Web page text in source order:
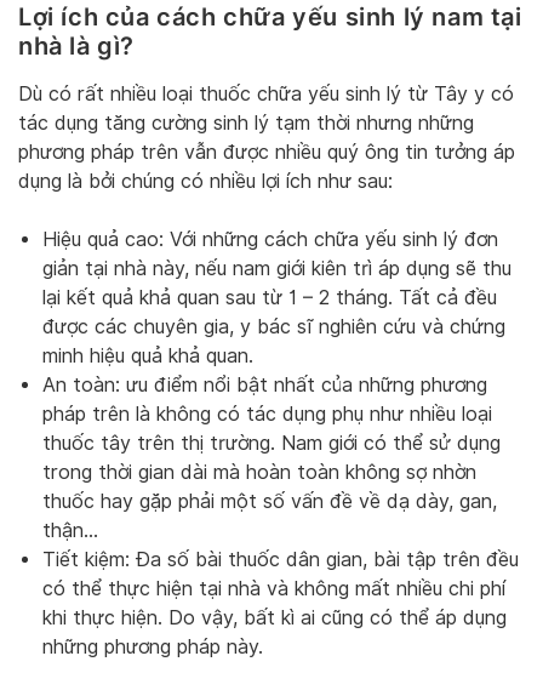
Lợi ích của cách chữa yếu sinh lý nam tại
nhà là gì?
Dù có rất nhiều loại thuốc chữa yếu sinh lý từ Tây y có
tác dụng tăng cường sinh lý tạm thời nhưng những
phương pháp trên vẫn được nhiều quý ông tin tưởng áp
dụng là bởi chúng có nhiều lợi ích như sau:
Hiệu quả cao: Với những cách chữa yếu sinh lý đơn
giản tại nhà này, nếu nam giới kiên trì áp dụng sẽ thu
lại kết quả khả quan sau từ 1 – 2 tháng. Tất cả đều
được các chuyên gia, y bác sĩ nghiên cứu và chứng
minh hiệu quả khả quan.
An toàn: ưu điểm nổi bật nhất của những phương
pháp trên là không có tác dụng phụ như nhiều loại
thuốc tây trên thị trường. Nam giới có thể sử dụng
trong thời gian dài mà hoàn toàn không sợ nhờn
thuốc hay gặp phải một số vấn đề về dạ dày, gan,
thận…
Tiết kiệm: Đa số bài thuốc dân gian, bài tập trên đều
có thể thực hiện tại nhà và không mất nhiều chi phí
khi thực hiện. Do vậy, bất kì ai cũng có thể áp dụng
những phương pháp này.